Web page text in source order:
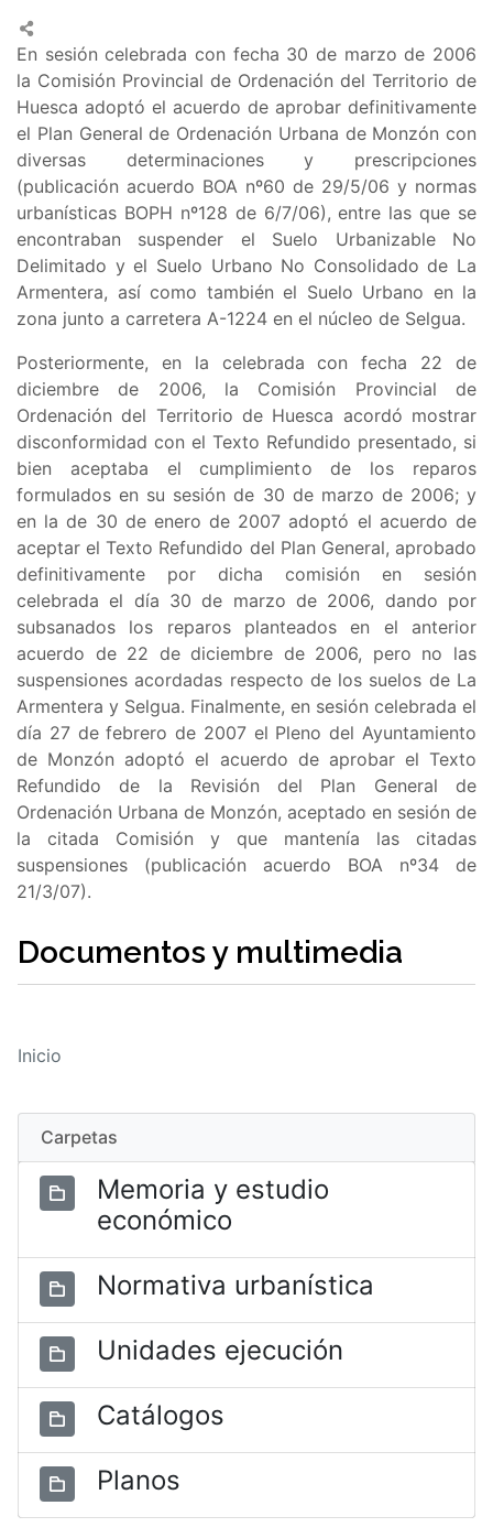
En sesión celebrada con fecha 30 de marzo de 2006
la Comisión Provincial de Ordenación del Territorio de
Huesca adoptó el acuerdo de aprobar definitivamente
el Plan General de Ordenación Urbana de Monzón con
diversas determinaciones y prescripciones
(publicación acuerdo BOA nº60 de 29/5/06 y normas
urbanísticas BOPH nº128 de 6/7/06), entre las que se
encontraban suspender el Suelo Urbanizable No
Delimitado y el Suelo Urbano No Consolidado de La
Armentera, así como también el Suelo Urbano en la
zona junto a carretera A-1224 en el núcleo de Selgua.
Posteriormente, en la celebrada con fecha 22 de
diciembre de 2006, la Comisión Provincial de
Ordenación del Territorio de Huesca acordó mostrar
disconformidad con el Texto Refundido presentado, si
bien aceptaba el cumplimiento de los reparos
formulados en su sesión de 30 de marzo de 2006; y
en la de 30 de enero de 2007 adoptó el acuerdo de
aceptar el Texto Refundido del Plan General, aprobado
definitivamente por dicha comisión en sesión
celebrada el día 30 de marzo de 2006, dando por
subsanados los reparos planteados en el anterior
acuerdo de 22 de diciembre de 2006, pero no las
suspensiones acordadas respecto de los suelos de La
Armentera y Selgua. Finalmente, en sesión celebrada el
día 27 de febrero de 2007 el Pleno del Ayuntamiento
de Monzón adoptó el acuerdo de aprobar el Texto
Refundido de la Revisión del Plan General de
Ordenación Urbana de Monzón, aceptado en sesión de
la citada Comisión y que mantenía las citadas
suspensiones (publicación acuerdo BOA nº34 de
21/3/07).
Documentos y multimedia
Inicio
Carpetas
Memoria y estudio
económico
Normativa urbanística
Unidades ejecución
Catálogos
Planos